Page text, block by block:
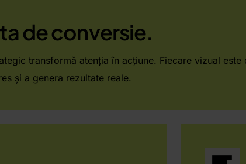
de conversie.
transformă atenția în acțiune. Fiecare vizual este
și a genera rezultate reale.